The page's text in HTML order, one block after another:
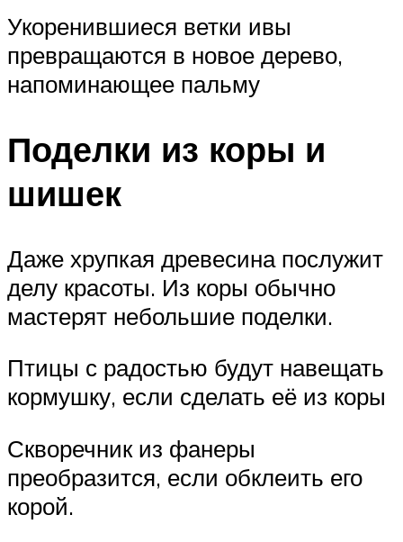
Укоренившиеся ветки ивы
превращаются в новое дерево,
напоминающее пальму
Поделки из коры и
шишек
Даже хрупкая древесина послужит
делу красоты. Из коры обычно
мастерят небольшие поделки.
Птицы с радостью будут навещать
кормушку, если сделать её из коры
Скворечник из фанеры
преобразится, если обклеить его
корой.